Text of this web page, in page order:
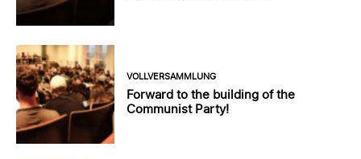
VOLLVERSAMMLUNG
Forward to the building of the
Communist Party!